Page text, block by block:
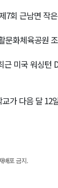
7회 근남면 작
문화체육공원
미국 워싱턴
가 다음 달
배포 금지.